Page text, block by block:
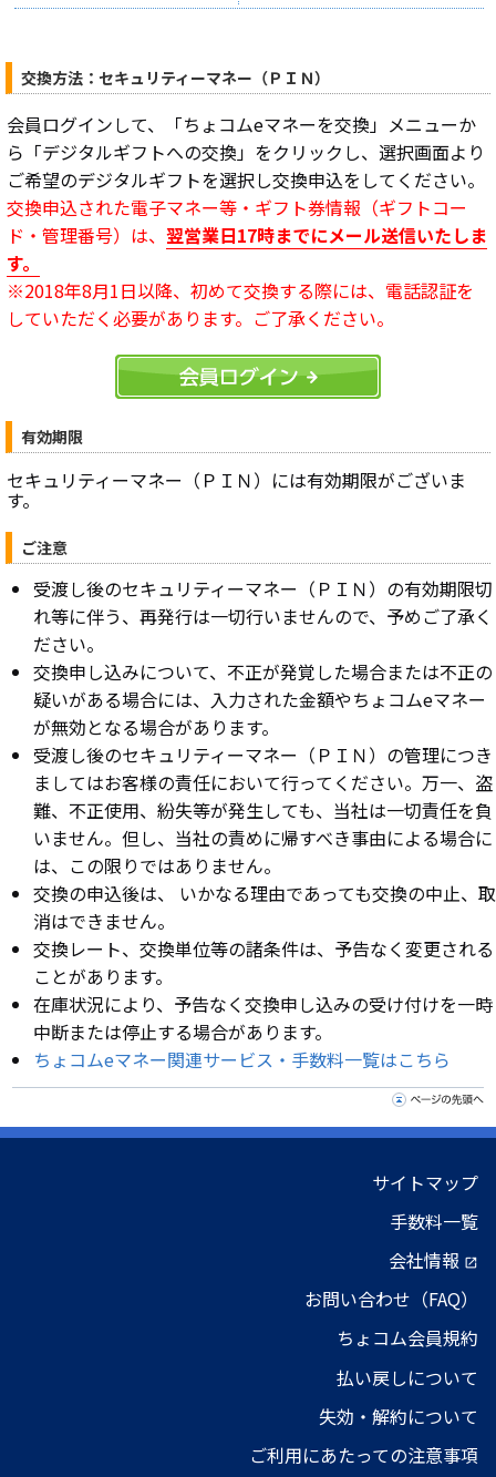
交換方法：セキュリティーマネー（ＰＩＮ）
会員ログインして、「ちょコムeマネーを交換」メニューか
ら「デジタルギフトへの交換」をクリックし、選択画面より
ご希望のデジタルギフトを選択し交換申込をしてください。
交換申込された電子マネー等・ギフト券情報（ギフトコー
ド・管理番号）は、 翌営業日17時までにメール送信いたしま
す。
※2018年8月1日以降、初めて交換する際には、電話認証を
していただく必要があります。ご了承ください。
有効期限
セキュリティーマネー（ＰＩＮ）には有効期限がございま
す。
ご注意
受渡し後のセキュリティーマネー（ＰＩＮ）の有効期限切
れ等に伴う、再発行は一切行いませんので、予めご了承く
ださい。
交換申し込みについて、不正が発覚した場合または不正の
疑いがある場合には、入力された金額やちょコムeマネー
が無効となる場合があります。
受渡し後のセキュリティーマネー（ＰＩＮ）の管理につき
ましてはお客様の責任において行ってください。万一、盗
難、不正使用、紛失等が発生しても、当社は一切責任を負
いません。但し、当社の責めに帰すべき事由による場合に
は、この限りではありません。
交換の申込後は、 いかなる理由であっても交換の中止、取
消はできません。
交換レート、交換単位等の諸条件は、予告なく変更される
ことがあります。
在庫状況により、予告なく交換申し込みの受け付けを一時
中断または停止する場合があります。
ちょコムeマネー関連サービス・手数料一覧はこちら
サイトマップ
手数料一覧
会社情報 open_in_new
お問い合わせ（FAQ）
ちょコム会員規約
払い戻しについて
失効・解約について
ご利用にあたっての注意事項